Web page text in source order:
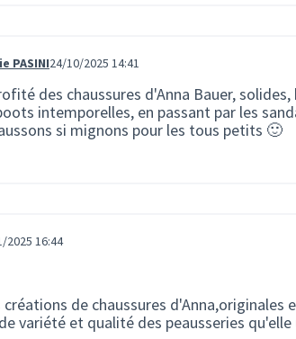
PASINI24/10/2025 14:41
des chaussures d'Anna Bauer, solides,
intemporelles, en passant par les
si mignons pour les tous petits 🙂
2025 16:44
créations de chaussures d'Anna,originales
variété et qualité des peausseries